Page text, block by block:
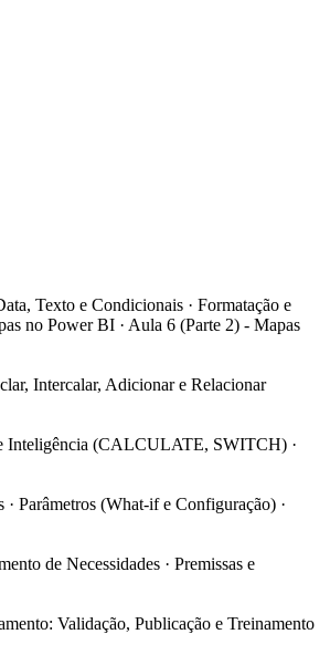
Texto e Condicionais · Formatação e
no Power BI · Aula 6 (Parte 2) - Mapas
Intercalar, Adicionar e Relacionar
Inteligência (CALCULATE, SWITCH) ·
Parâmetros (What-if e Configuração) ·
de Necessidades · Premissas e
Validação, Publicação e Treinamento